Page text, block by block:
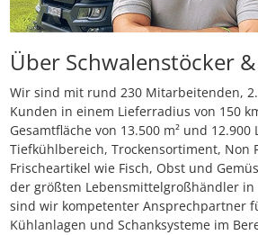
Über Schwalenstöcker
Wir sind mit rund 230 Mitarbeitenden,
Kunden in einem Lieferradius von 150
Gesamtfläche von 13.500 m² und
Tiefkühlbereich, Trockensortiment, Non
Frischeartikel wie Fisch, Obst und
der größten Lebensmittelgroßhändler in
sind wir kompetenter Ansprechpartner
Kühlanlagen und Schanksysteme im